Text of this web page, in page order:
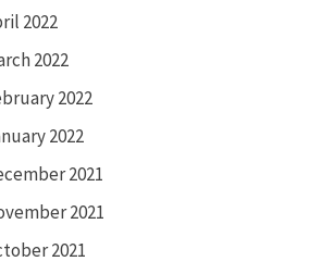
2022
2022
2022
2022
2021
2021
2021